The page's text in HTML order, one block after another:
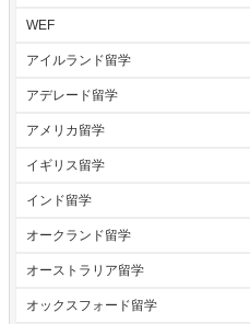
WEF
アイルランド留学
アデレード留学
アメリカ留学
イギリス留学
インド留学
オークランド留学
オーストラリア留学
オックスフォード留学